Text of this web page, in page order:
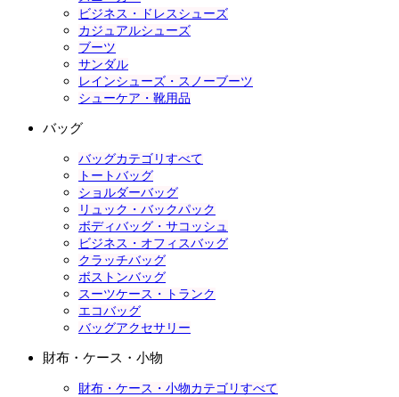
ビジネス・ドレスシューズ
カジュアルシューズ
ブーツ
サンダル
レインシューズ・スノーブーツ
シューケア・靴用品
バッグ
バッグカテゴリすべて
トートバッグ
ショルダーバッグ
リュック・バックパック
ボディバッグ・サコッシュ
ビジネス・オフィスバッグ
クラッチバッグ
ボストンバッグ
スーツケース・トランク
エコバッグ
バッグアクセサリー
財布・ケース・小物
財布・ケース・小物カテゴリすべて